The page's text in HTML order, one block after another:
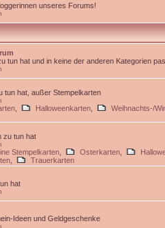
unseres Forums!
tun hat und in keine der anderen Kategorien
tun hat, außer Stempelkarten
Halloweenkarten
Weihnachts-/
zu tun hat
Stempelkarten Osterkarten
Trauerkarten
hat
Ideen und Geldgeschenke